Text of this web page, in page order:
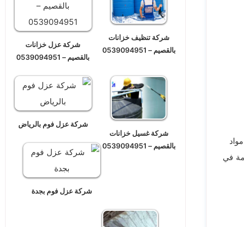
في
شركة تنظيف خزانات
بالقصيم – 0539094951
شركة عزل خزانات
بالقصيم – 0539094951
شركة غسيل خزانات
بالقصيم – 0539094951
شركة عزل فوم بالرياض
شركة عزل فوم بجدة